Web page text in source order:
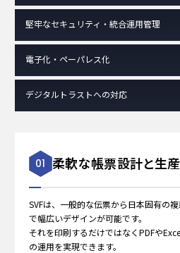
堅牢なセキュリティ・統合運用管理
電子化・ペーパレス化
デジタルトラストへの対応
01 柔軟な帳票設計と生
SVFは、一般的な伝票から日本固有の
で幅広いデザインが可能です。
それを印刷するだけではなくPDFや
の運用を実現できます。